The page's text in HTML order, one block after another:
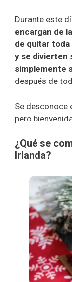
Durante este
encargan de
de quitar toda
y se divierten
simplemente
después de
Se desconoce
pero
¿Qué se
Irlanda?